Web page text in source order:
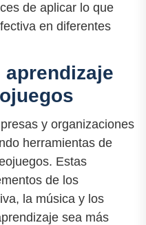
de aplicar lo que
en diferentes
aprendizaje
y organizaciones
herramientas de
Estas
de los
la música y los
sea más